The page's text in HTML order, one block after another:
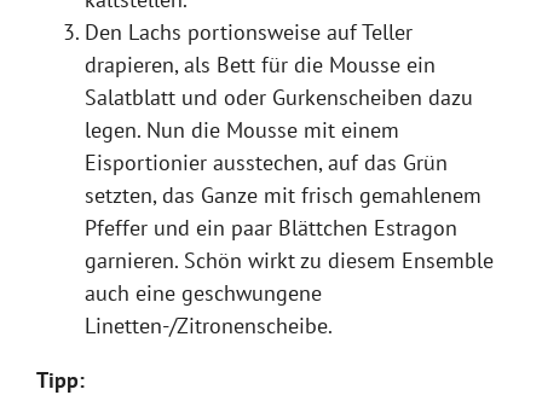
Den Lachs portionsweise auf Teller
drapieren, als Bett für die Mousse ein
Salatblatt und oder Gurkenscheiben dazu
legen. Nun die Mousse mit einem
Eisportionier ausstechen, auf das Grün
setzten, das Ganze mit frisch gemahlenem
Pfeffer und ein paar Blättchen Estragon
garnieren. Schön wirkt zu diesem Ensemble
auch eine geschwungene
Linetten-/Zitronenscheibe.
Tipp: